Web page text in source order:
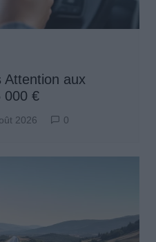
Attention aux
000 €
2026 0